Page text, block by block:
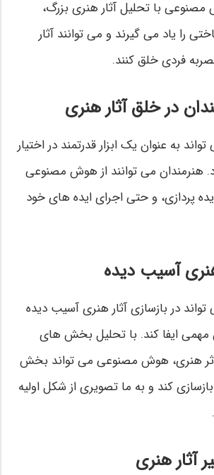
با تحلیل آثار هنری بزرگ،
را یاد می گیرند و می توانند آثار
فردی خلق کنند.
در خلق آثار هنری
به عنوان یک ابزار قدرتمند در اختیار
هنرمندان می توانند از هوش مصنوعی
پردازی، و حتی اجرای ایده های خود
هنری آسیب دیده
در بازسازی آثار هنری آسیب دیده
مهمی ایفا کند. با تحلیل بخش های
اثر هنری، هوش مصنوعی می تواند بخش
کند و به ما تصویری از شکل اولیه
آثار هنری